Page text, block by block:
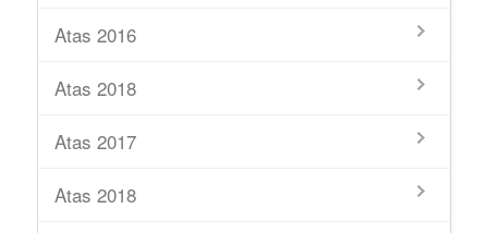
Atas 2016
Atas 2018
Atas 2017
Atas 2018